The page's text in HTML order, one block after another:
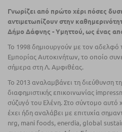
Γνωρίζει από πρώτο χέρι πόσες
αντιµετωπίζουν στην
Δήµο Δάφνης - Υµηττού, ως ένας
Το 1998 δηµιουργούν µε τον
Εµπορίας Αυτοκινήτων, το οποίο
σήµερα στη Λ. Αµφιθέας.
To 2013 αναλαµβάνει τη διεύθυνση
διαφηµιστικής επικοινωνίας
σύζυγό του Ελένη. Στο σύντοµο αυτό
έχει ήδη αναλάβει µε επιτυχία
nrg, mani foods, enerdia, global